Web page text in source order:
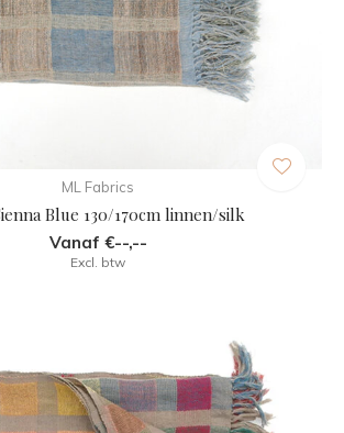
ML Fabrics
Blue 130/170cm linnen/silk
Vanaf €--,--
Excl. btw